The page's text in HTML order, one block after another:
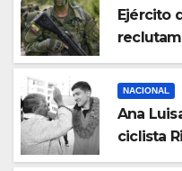
Ejército
partir de
NACIONAL
Ana
ciclista
Tulcán,